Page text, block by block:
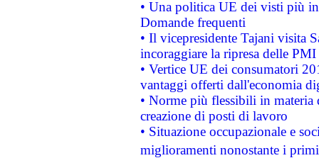
• Una politica UE dei visti più
Domande frequenti
• Il vicepresidente Tajani visita
incoraggiare la ripresa delle
• Vertice UE dei consumatori
vantaggi offerti dall'economia
• Norme più flessibili in materia
creazione di posti di lavoro
• Situazione occupazionale e
miglioramenti nonostante i